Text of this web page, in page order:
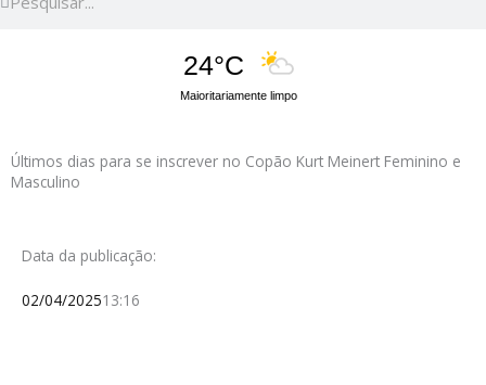
24°C
Maioritariamente limpo
Últimos dias para se inscrever no Copão Kurt Meinert Feminino e
Masculino
Data da publicação:
02/04/202513:16